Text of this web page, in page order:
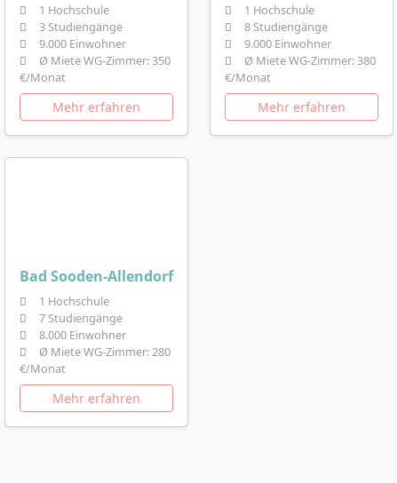
1 Hochschule
3 Studiengänge
9.000 Einwohner
Ø Miete WG-Zimmer: 350
€/Monat
Mehr erfahren
1 Hochschule
8 Studiengänge
9.000 Einwohner
Ø Miete WG-Zimmer: 380
€/Monat
Mehr erfahren
Bad Sooden-Allendorf
1 Hochschule
7 Studiengänge
8.000 Einwohner
Ø Miete WG-Zimmer: 280
€/Monat
Mehr erfahren